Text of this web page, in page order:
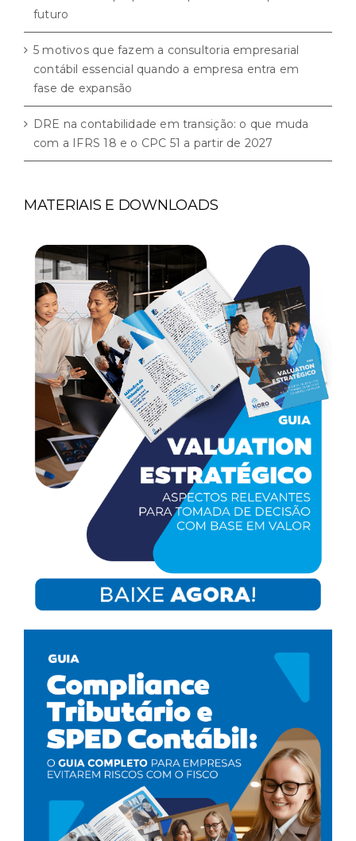
futuro
5 motivos que fazem a consultoria empresarial
contábil essencial quando a empresa entra em
fase de expansão
DRE na contabilidade em transição: o que muda
com a IFRS 18 e o CPC 51 a partir de 2027
MATERIAIS E DOWNLOADS